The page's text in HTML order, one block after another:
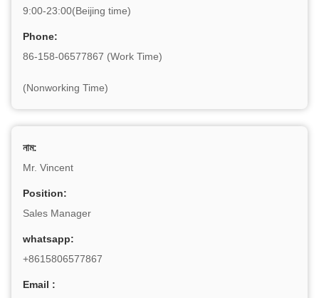
9:00-23:00(Beijing time)
Phone:
86-158-06577867 (Work Time)
(Nonworking Time)
নাম:
Mr. Vincent
Position:
Sales Manager
whatsapp:
+8615806577867
Email :